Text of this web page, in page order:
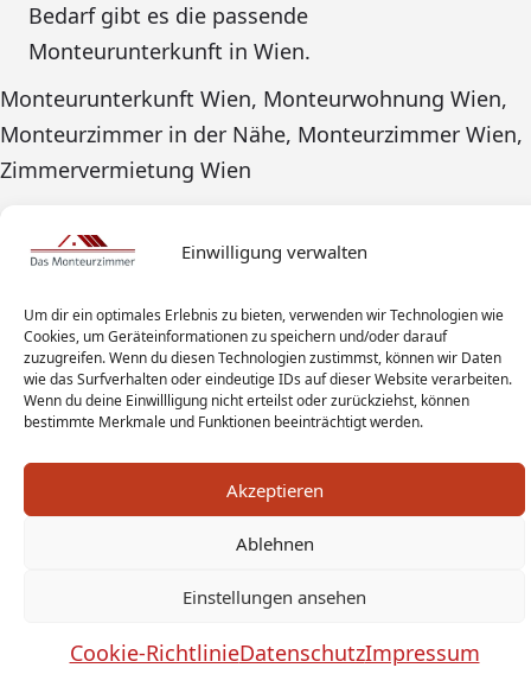
Einwilligung verwalten
Um dir ein optimales Erlebnis zu bieten, verwenden wir Technologien wie
Cookies, um Geräteinformationen zu speichern und/oder darauf
zuzugreifen. Wenn du diesen Technologien zustimmst, können wir Daten
wie das Surfverhalten oder eindeutige IDs auf dieser Website verarbeiten.
Wenn du deine Einwillligung nicht erteilst oder zurückziehst, können
bestimmte Merkmale und Funktionen beeinträchtigt werden.
Akzeptieren
Ablehnen
Einstellungen ansehen
Cookie-RichtlinieDatenschutzImpressum
Bedarf gibt es die passende
Monteurunterkunft in Wien.
Monteurunterkunft Wien, Monteurwohnung Wien,
Monteurzimmer in der Nähe, Monteurzimmer Wien,
Zimmervermietung Wien
Haftungsausschluss AGB Widerrufsbelehrung
Cookies Sitemap
Sanitär Experten